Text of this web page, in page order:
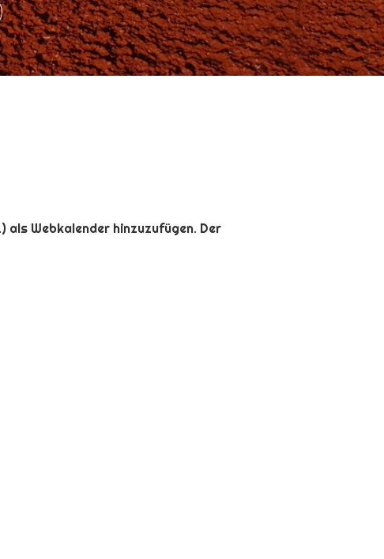
als Webkalender hinzuzufügen. Der